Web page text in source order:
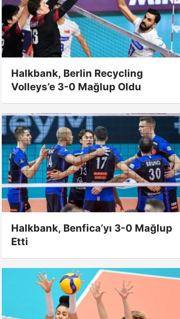
Halkbank, Berlin Recycling
Volleys’e 3-0 Mağlup Oldu
Halkbank, Benfica’yı 3-0 Mağlup
Etti